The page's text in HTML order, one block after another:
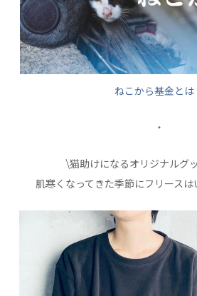
ねこから基金とは
・
\猫助けになるオリジナルグ
肌寒くなってきた季節にフリースは